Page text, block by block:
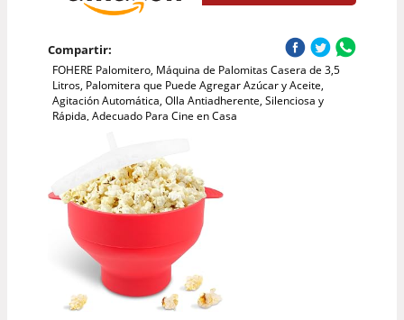
Compartir:
FOHERE Palomitero, Máquina de Palomitas Casera de 3,5
Litros, Palomitera que Puede Agregar Azúcar y Aceite,
Agitación Automática, Olla Antiadherente, Silenciosa y
Rápida, Adecuado Para Cine en Casa